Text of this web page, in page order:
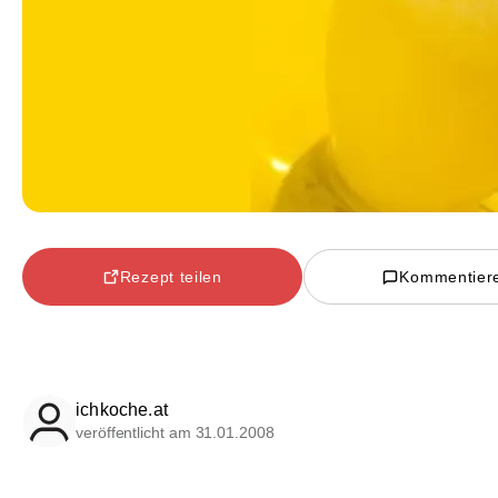
Rezept teilen
ichkoche.at
veröffentlicht am 31.01.2008